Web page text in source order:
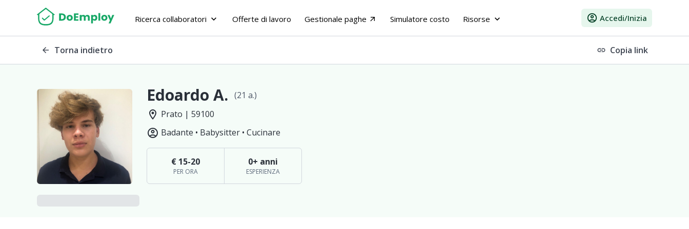
Ricerca collaboratori keyboard_arrow_down Offerte di lavoro Gestionale paghe arrow_outward Simulatore costo Risorse keyboard_arrow_down account_circle Accedi/Inizia
arrow_back Torna indietro link Copia link
Edoardo A. (21 a.)
location_on Prato | 59100
account_circle Badante • Babysitter • Cucinare
€ 15-20
PER ORA
0+ anni
ESPERIENZA